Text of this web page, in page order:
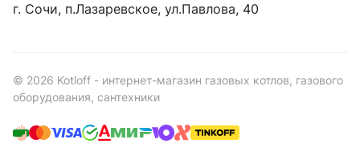
г. Сочи, п.Лазаревское, ул.Павлова, 40
© 2026 Kotloff - интернет-магазин газовых котлов, газового
оборудования, сантехники